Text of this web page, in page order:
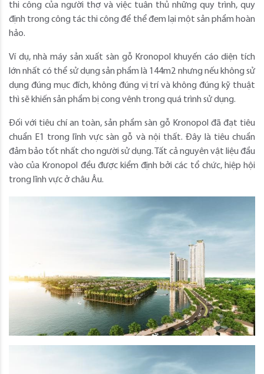
thi công của người thợ và việc tuân thủ những quy trình, quy
định trong công tác thi công để thể đem lại một sản phẩm hoàn
hảo.
Ví dụ, nhà máy sản xuất sàn gỗ Kronopol khuyến cáo diện tích
lớn nhất có thể sử dụng sản phẩm là 144m2 nhưng nếu không sử
dụng đúng mục đích, không đúng vị trí và không đúng kỹ thuật
thì sẽ khiến sản phẩm bị cong vênh trong quá trình sử dụng.
Đối với tiêu chí an toàn, sản phẩm sàn gỗ Kronopol đã đạt tiêu
chuẩn E1 trong lĩnh vực sàn gỗ và nội thất. Đây là tiêu chuẩn
đảm bảo tốt nhất cho người sử dụng. Tất cả nguyên vật liệu đầu
vào của Kronopol đều được kiểm định bởi các tổ chức, hiệp hội
trong lĩnh vực ở châu Âu.